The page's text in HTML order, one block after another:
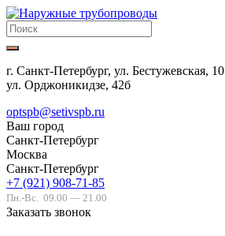
г. Санкт-Петербург, ул. Бестужевская, 10
ул. Орджоникидзе, 42б
optspb@setivspb.ru
Ваш город
Санкт-Петербург
Москва
Санкт-Петербург
+7 (921) 908-71-85
Пн.-Вс. 09.00 — 21.00
Заказать звонок